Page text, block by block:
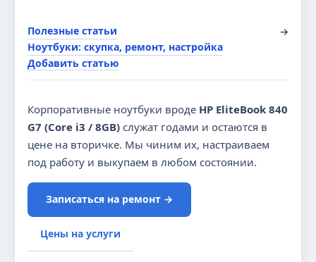
Полезные статьи
→
Ноутбуки: скупка, ремонт, настройка
Добавить статью
Корпоративные ноутбуки вроде HP EliteBook 840
G7 (Core i3 / 8GB) служат годами и остаются в
цене на вторичке. Мы чиним их, настраиваем
под работу и выкупаем в любом состоянии.
Записаться на ремонт →
Цены на услуги